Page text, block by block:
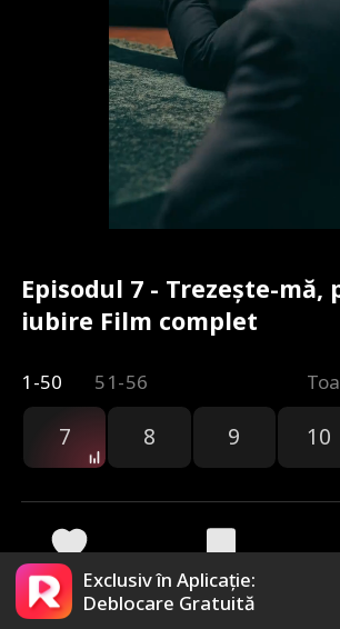
Episodul 7 - Trezește-mă,
iubire Film complet
1-50 51-56
7 8 9 10
545 2.4k
Exclusiv în Aplicație:
Deblocare Gratuită